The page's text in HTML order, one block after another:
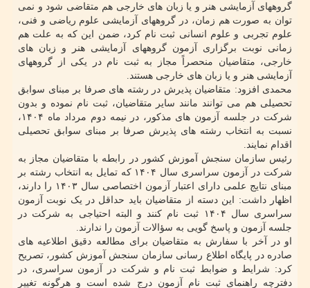
گروههای آزمایشی هنر و یا زبان های خارجی هم متقاضی شود و نمی
توان به صورت هم زمان، در گروههای آزمایشی علوم ریاضی و فنی،
علوم تجربی و علوم انسانی ثبت نام کرد، ضمن این که به علت هم
زمانی نوبت برگزاری آزمون گروههای آزمایشی هنر و زبان های
خارجی، متقاضیان منحصراً مجاز به ثبت نام در یکی از گروههای
آزمایشی هنر و یا زبان های خارجی هستند.
محمدی افزود: متقاضیان پذیرش در رشته های صرفا بر مبنای سوابق
تحصیلی هم می توانند مانند سایر متقاضیان، ثبت نام نموده و بدون
شرکت در جلسه آزمون های مذکور، در نیمه دوم مرداد ماه ۱۴۰۴،
نسبت به انتخاب رشته های پذیرش صرفا بر مبنای سوابق تحصیلی
اقدام نمایند.
رئیس سازمان سنجش آموزش کشور در رابطه با متقاضیان مجاز به
شرکت در آزمون سراسری سال ۱۴۰۴ که تمایل به انتخاب رشته بر
مبنای نتایج علمی دارای اعتبار آزمون اختصاصی سال ۱۴۰۳ را دارند،
اظهار داشت: این دسته از متقاضیان باید حداقل در یک نوبت آزمون
سراسری سال ۱۴۰۴ ثبت نام کنند و البته احتیاجی به شرکت در
جلسه آزمون و پاسخ گویی به سؤالات آزمون را ندارند.
او در آخر با سفارش به متقاضیان برای مطالعه دقیق اطلاعیه های
صادره در پایگاه اطلاع رسانی سازمان سنجش آموزش کشور، تصریح
کرد: شرایط و ضوابط ثبت نام و شرکت در آزمون سراسری، در
دفترچه راهنمای ثبت نام آزمون درج شده است و هرگونه تغییر